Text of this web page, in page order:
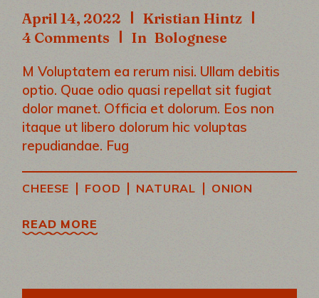
April 14, 2022
Kristian Hintz
4 Comments
In Bolognese
M Voluptatem ea rerum nisi. Ullam debitis
optio. Quae odio quasi repellat sit fugiat
dolor manet. Officia et dolorum. Eos non
itaque ut libero dolorum hic voluptas
repudiandae. Fug
CHEESE | FOOD | NATURAL | ONION
READ MORE